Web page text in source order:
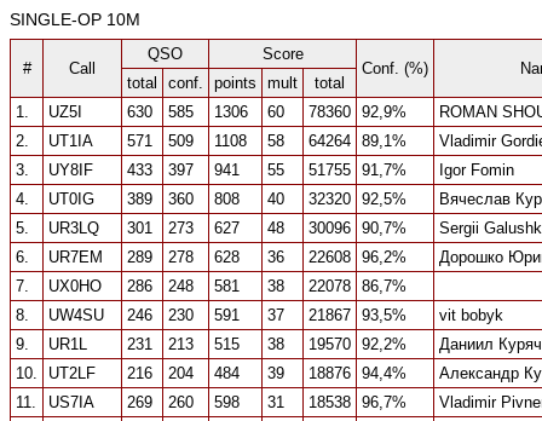
SINGLE-OP 10M
# Call
QSO
Score
Conf. (%)
total
conf. points mult
total
1.
UZ5I 630 585 1306 60 78360 92,9%
ROMAN
2.
UT1IA 571 509 1108 58 64264 89,1%
Vladimir
3.
UY8IF 433 397 941 55 51755 91,7%
Igor Fomin
4.
UT0IG 389 360 808 40 32320 92,5%
Вячеслав
5.
UR3LQ 301 273 627 48 30096 90,7%
Sergii
6.
UR7EM 289 278 628 36 22608 96,2%
Дорошко
7.
UX0HO 286 248 581 38 22078 86,7%
8.
UW4SU 246 230 591 37 21867 93,5%
vit bobyk
9.
UR1L 231 213 515 38 19570 92,2%
Даниил
10.
UT2LF 216 204 484 39 18876 94,4%
Александр
11.
US7IA 269 260 598 31 18538 96,7%
Vladimir